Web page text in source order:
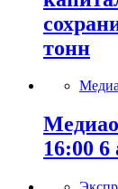
тонн
16:00 6